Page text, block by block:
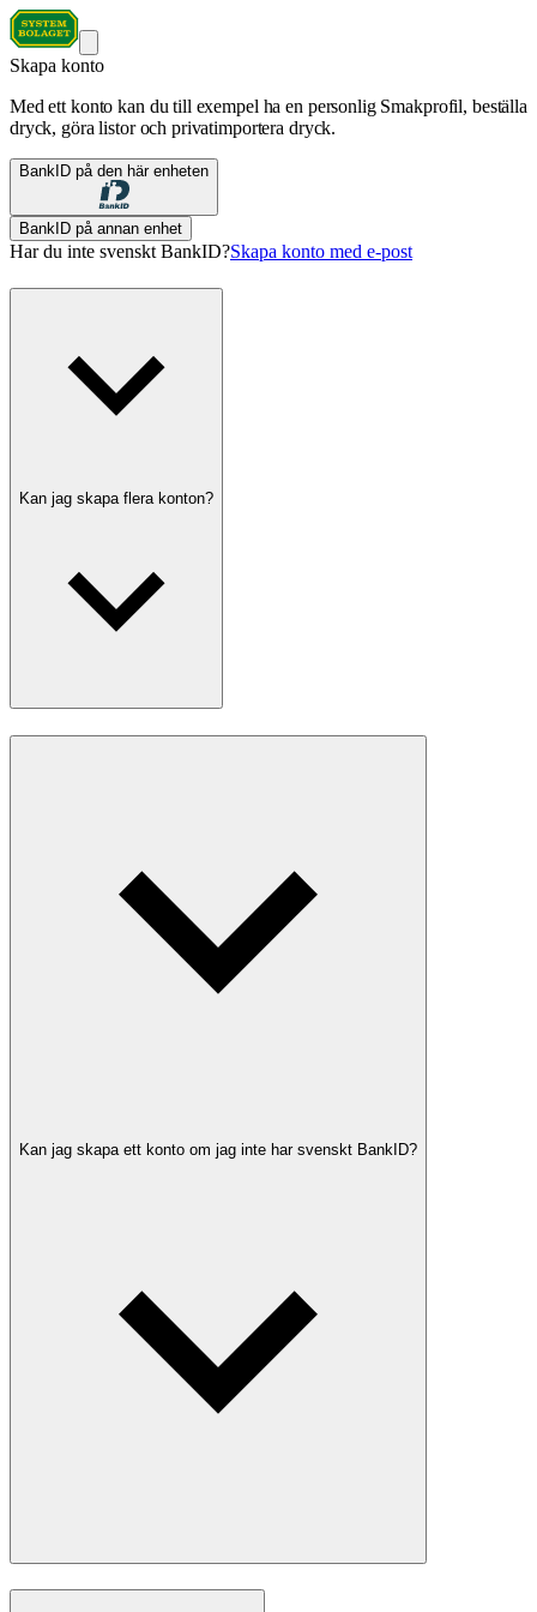
Skapa konto
Med ett konto kan du till exempel ha en personlig Smakprofil, beställa
dryck, göra listor och privatimportera dryck.
BankID på den här enheten
BankID på annan enhet
Har du inte svenskt BankID?Skapa konto med e-post
Kan jag skapa flera konton?
Kan jag skapa ett konto om jag inte har svenskt BankID?